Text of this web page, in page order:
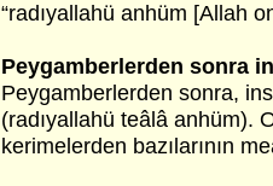
“radıyallahü anhüm [Allah
Peygamberlerden sonra
Peygamberlerden sonra,
(radıyallahü teâlâ anhüm).
kerimelerden bazılarının